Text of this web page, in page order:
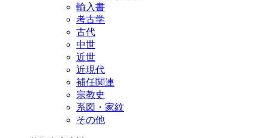
輸入書
考古学
古代
中世
近世
近現代
補任関連
宗教史
系図・家紋
その他